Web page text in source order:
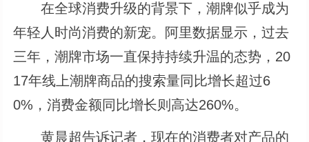
在全球消费升级的背景下，潮牌似乎成为
年轻人时尚消费的新宠。阿里数据显示，过去
三年，潮牌市场一直保持持续升温的态势，20
17年线上潮牌商品的搜索量同比增长超过6
0%，消费金额同比增长则高达260%。
黄晨超告诉记者，现在的消费者对产品的